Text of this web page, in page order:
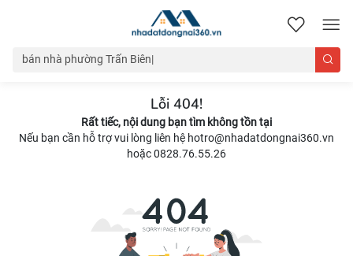
nhadatdongnai360.vn
Lỗi 404!
Rất tiếc, nội dung bạn tìm không tồn tại
Nếu bạn cần hỗ trợ vui lòng liên hệ hotro@nhadatdongnai360.vn
hoặc 0828.76.55.26